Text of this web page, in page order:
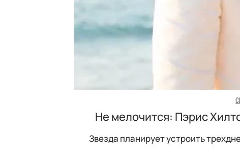
Не мелочится: Пэрис
Звезда планирует устроить